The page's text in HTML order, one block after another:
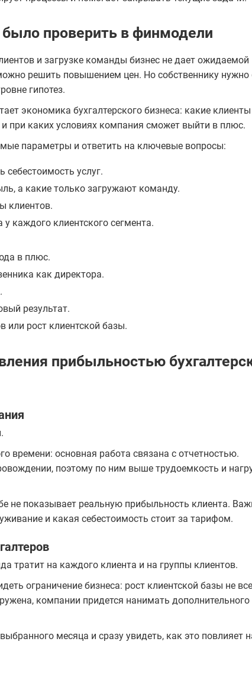
проверить в финмодели
и загрузке команды бизнес не дает ожидаемой
решить повышением цен. Но собственнику
гипотез.
экономика бухгалтерского бизнеса: какие клиенты
при каких условиях компания сможет выйти в плюс.
параметры и ответить на ключевые вопросы:
услуг.
а какие только загружают команду.
клиентов.
каждого клиентского сегмента.
в плюс.
как директора.
результат.
или рост клиентской базы.
прибыльностью
времени: основная работа связана с отчетностью.
поэтому по ним выше трудоемкость и
не показывает реальную прибыльность клиента.
и какая себестоимость стоит за тарифом.
тратит на каждого клиента и на группы клиентов.
ограничение бизнеса: рост клиентской базы не
компании придется нанимать дополнительного
месяца и сразу увидеть, как это повлияет